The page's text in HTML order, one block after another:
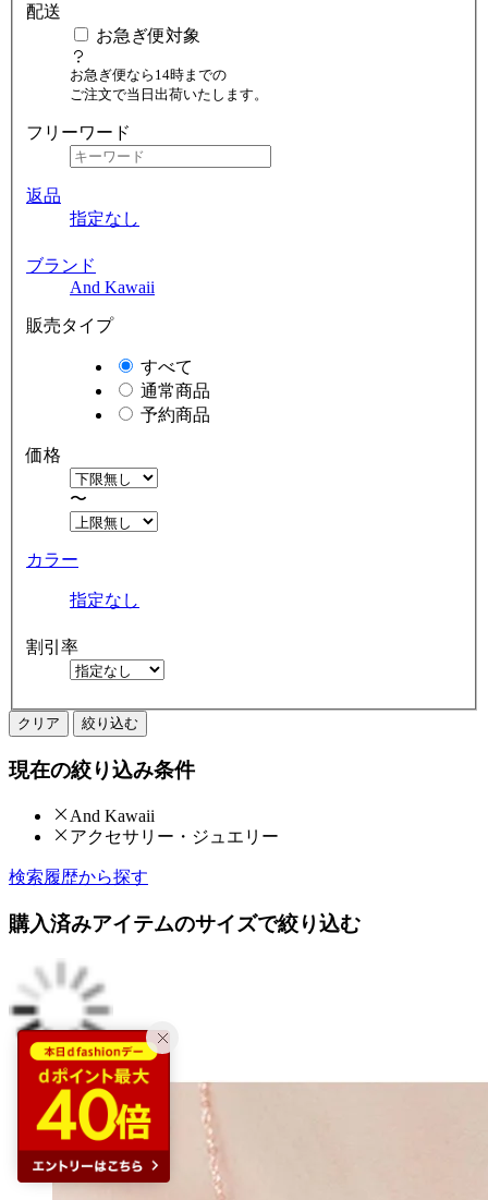
配送
お急ぎ便対象
お急ぎ便なら14時までの
ご注文で当日出荷いたします。
フリーワード
返品
指定なし
ブランド
And Kawaii
販売タイプ
すべて
通常商品
予約商品
価格
〜
カラー
指定なし
割引率
クリア 絞り込む
現在の絞り込み条件
And Kawaii
アクセサリー・ジュエリー
検索履歴から探す
購入済みアイテムのサイズで絞り込む